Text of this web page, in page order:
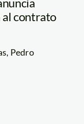
al contrato
Pedro